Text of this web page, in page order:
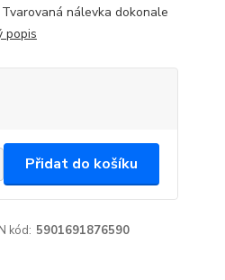
nálevka dokonale
popis
Přidat do košíku
kód: 5901691876590